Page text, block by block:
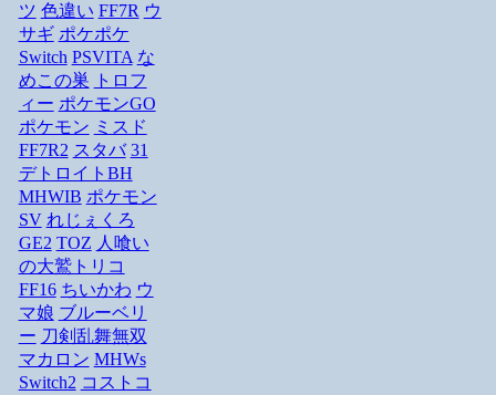
ツ 色違い FF7R ウ
サギ ポケポケ
Switch PSVITA な
めこの巣
トロフ
ィー ポケモンGO
ポケモン ミスド
FF7R2 スタバ 31
デトロイトBH
MHWIB ポケモン
SV れじぇくろ
GE2 TOZ 人喰い
の大鷲トリコ
FF16 ちいかわ ウ
マ娘 ブルーベリ
ー 刀剣乱舞無双
マカロン MHWs
Switch2 コストコ